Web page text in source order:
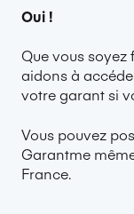
Oui !
Que vous
aidons à
votre garant si
Vous pouvez
Garantme
France.